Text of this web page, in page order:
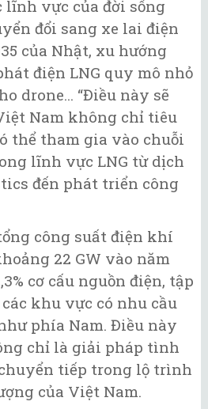
lĩnh vực của đời sống
đổi sang xe lai điện
của Nhật, xu hướng
điện LNG quy mô nhỏ
drone... “Điều này sẽ
Nam không chỉ tiêu
thể tham gia vào chuỗi
lĩnh vực LNG từ dịch
đến phát triển công
công suất điện khí
22 GW vào năm
cơ cấu nguồn điện, tập
khu vực có nhu cầu
phía Nam. Điều này
chỉ là giải pháp tình
tiếp trong lộ trình
của Việt Nam.